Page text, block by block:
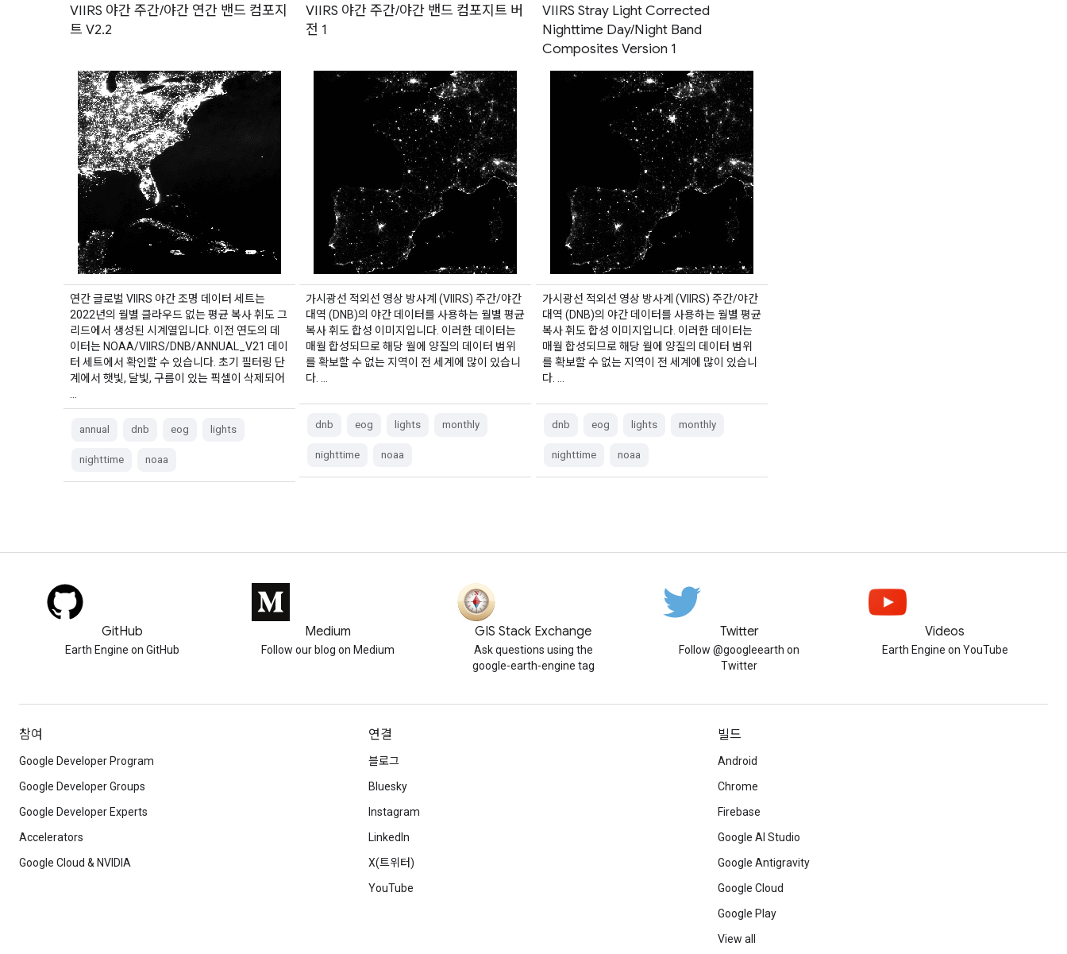
VIIRS 야간 주간/야간 연간 밴드 컴포지
트 V2.2
연간 글로벌 VIIRS 야간 조명 데이터 세트는
2022년의 월별 클라우드 없는 평균 복사 휘도 그
리드에서 생성된 시계열입니다. 이전 연도의 데
이터는 NOAA/VIIRS/DNB/ANNUAL_V21 데이
터 세트에서 확인할 수 있습니다. 초기 필터링 단
계에서 햇빛, 달빛, 구름이 있는 픽셀이 삭제되어
annual dnb eog lights
nighttime noaa
VIIRS 야간 주간/야간 밴드 컴포지트 버
전 1
가시광선 적외선 영상 방사계 (VIIRS) 주간/야간
대역 (DNB)의 야간 데이터를 사용하는 월별 평균
복사 휘도 합성 이미지입니다. 이러한 데이터는
매월 합성되므로 해당 월에 양질의 데이터 범위
를 확보할 수 없는 지역이 전 세계에 많이 있습니
다. …
dnb eog lights monthly
nighttime noaa
VIIRS Stray Light Corrected
Nighttime Day/Night Band
Composites Version 1
가시광선 적외선 영상 방사계 (VIIRS) 주간/야간
대역 (DNB)의 야간 데이터를 사용하는 월별 평균
복사 휘도 합성 이미지입니다. 이러한 데이터는
매월 합성되므로 해당 월에 양질의 데이터 범위
를 확보할 수 없는 지역이 전 세계에 많이 있습니
다. …
dnb eog lights monthly
nighttime noaa
GitHub
Earth Engine on GitHub
Medium
Follow our blog on Medium
GIS Stack Exchange
Ask questions using the
google-earth-engine tag
Twitter
Follow @googleearth on
Twitter
Videos
Earth Engine on YouTube
참여
Google Developer Program
Google Developer Groups
Google Developer Experts
Accelerators
Google Cloud & NVIDIA
연결
블로그
Bluesky
Instagram
LinkedIn
X(트위터)
YouTube
빌드
Android
Chrome
Firebase
Google AI Studio
Google Antigravity
Google Cloud
Google Play
View all